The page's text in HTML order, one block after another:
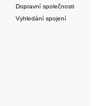
Dopravní společnosti
Vyhledání spojení